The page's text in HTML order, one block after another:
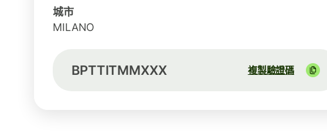
城市
MILANO
BPTTITMMXXX 複製驗證碼